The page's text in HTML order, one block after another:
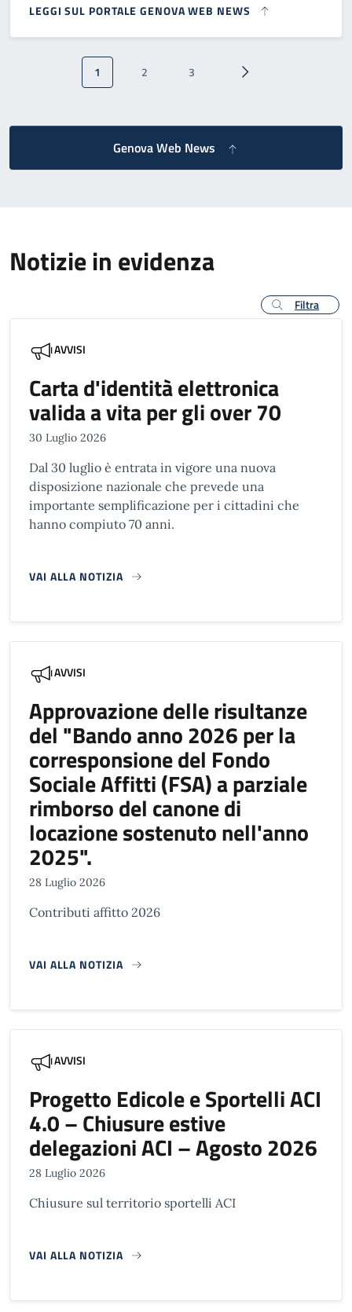
LEGGI SUL PORTALE GENOVA WEB NEWS
Paginazione
Pagina attuale
1 Pagina
2 Pagina
3 Pagina successiva
Genova Web News
Notizie in evidenza
Filtra
AVVISI
Carta d'identità elettronica
valida a vita per gli over 70
30 Luglio 2026
Dal 30 luglio è entrata in vigore una nuova
disposizione nazionale che prevede una
importante semplificazione per i cittadini che
hanno compiuto 70 anni.
VAI ALLA NOTIZIA
AVVISI
Approvazione delle risultanze
del "Bando anno 2026 per la
corresponsione del Fondo
Sociale Affitti (FSA) a parziale
rimborso del canone di
locazione sostenuto nell'anno
2025".
28 Luglio 2026
Contributi affitto 2026
VAI ALLA NOTIZIA
AVVISI
Progetto Edicole e Sportelli ACI
4.0 – Chiusure estive
delegazioni ACI – Agosto 2026
28 Luglio 2026
Chiusure sul territorio sportelli ACI
VAI ALLA NOTIZIA